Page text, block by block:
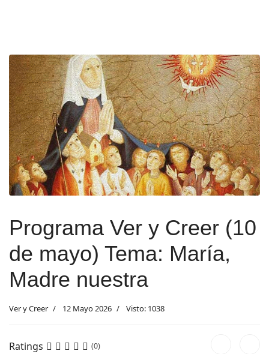
Programa Ver y Creer (10
de mayo) Tema: María,
Madre nuestra
Ver y Creer 12 Mayo 2026 Visto: 1038
Ratings (0)